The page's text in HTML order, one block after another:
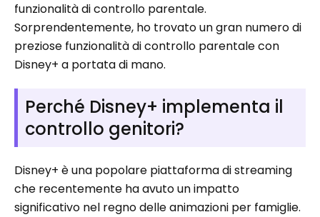
funzionalità di controllo parentale.
Sorprendentemente, ho trovato un gran numero di
preziose funzionalità di controllo parentale con
Disney+ a portata di mano.
Perché Disney+ implementa il
controllo genitori?
Disney+ è una popolare piattaforma di streaming
che recentemente ha avuto un impatto
significativo nel regno delle animazioni per famiglie.